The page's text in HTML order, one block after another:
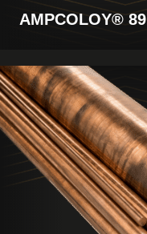
AMPCOLOY® 89
Visualizza
il
prodotto